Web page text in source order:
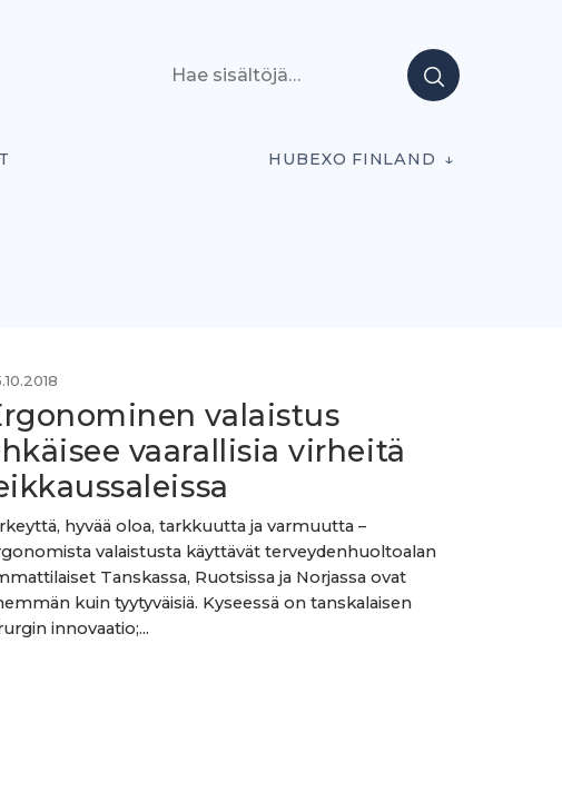
HUBEXO FINLAND
valaistus
vaarallisia virheitä
hyvää oloa, tarkkuutta ja varmuutta –
valaistusta käyttävät terveydenhuoltoalan
Tanskassa, Ruotsissa ja Norjassa ovat
kuin tyytyväisiä. Kyseessä on tanskalaisen
innovaatio;...